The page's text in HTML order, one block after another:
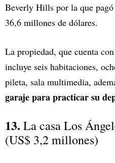
Beverly Hills por la que
36,6 millones de dólares.
La propiedad, que cuenta
incluye seis habitaciones,
pileta, sala multimedia,
garaje para practicar su
13. La casa Los
(US$ 3,2 millones)